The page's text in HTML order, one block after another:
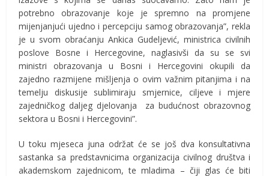
potrebno obrazovanje koje je spremno na promjene
mijenjanjući ujedno i percepciju samog obrazovanja”, rekla
je u svom obraćanju Ankica Gudeljević, ministrica civilnih
poslove Bosne i Hercegovine, naglasivši da su se svi
ministri obrazovanja u Bosni i Hercegovini okupili da
zajedno razmijene mišljenja o ovim važnim pitanjima i na
temelju diskusije sublimiraju smjernice, ciljeve i mjere
zajedničkog daljeg djelovanja za budućnost obrazovnog
sektora u Bosni i Hercegovini”.
U toku mjeseca juna održat će se još dva konsultativna
sastanka sa predstavnicima organizacija civilnog društva i
akademskom zajednicom, te mladima – čiji glas će biti